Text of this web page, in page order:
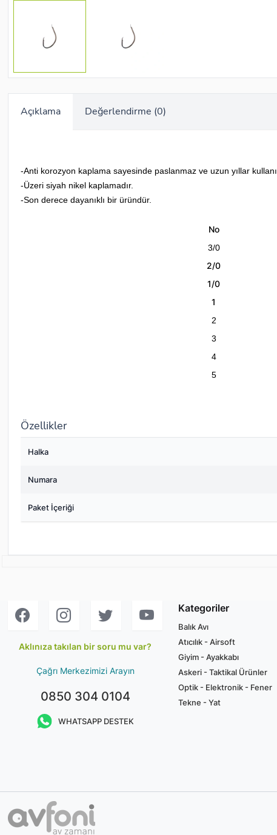
Açıklama Değerlendirme (0)
-Anti korozyon kaplama sayesinde paslanmaz ve uzun yıllar
-Üzeri siyah nikel kaplamadır.
-Son derece dayanıklı bir üründür.
No
3/0
2/0
1/0
1
2
3
4
5
Özellikler
Halka
Numara
Paket İçeriği
Aklınıza takılan bir soru mu var?
Çağrı Merkezimizi Arayın
0850 304 0104
WHATSAPP DESTEK
Kategoriler
Balık Avı
Atıcılık - Airsoft
Giyim - Ayakkabı
Askeri - Taktikal Ürünler
Optik - Elektronik - Fener
Tekne - Yat